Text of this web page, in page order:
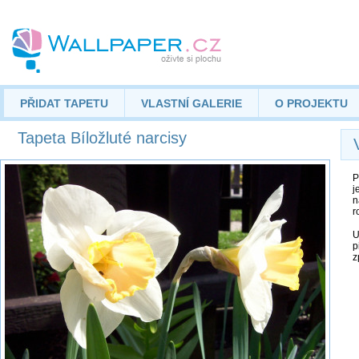
PŘIDAT TAPETU VLASTNÍ GALERIE O PROJEKTU
Tapeta Bíložluté narcisy